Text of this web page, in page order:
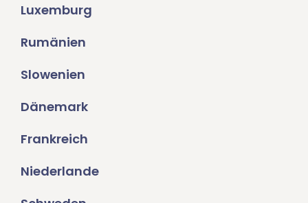
Luxemburg
Rumänien
Slowenien
Dänemark
Frankreich
Niederlande